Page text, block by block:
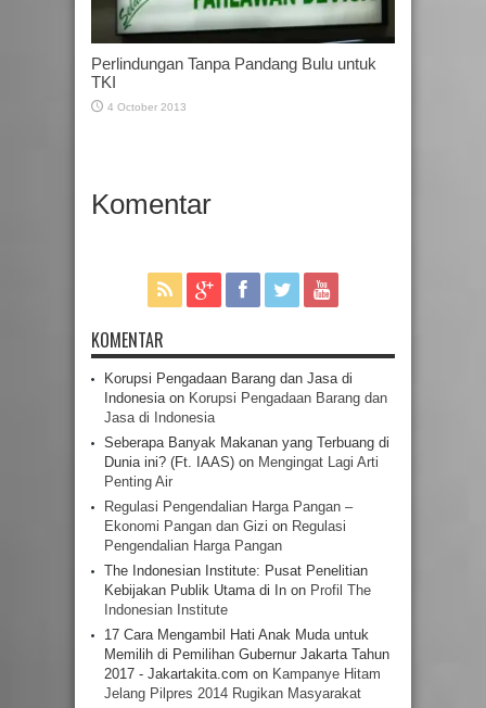
Perlindungan Tanpa Pandang Bulu untuk
TKI
4 October 2013
Komentar
KOMENTAR
Korupsi Pengadaan Barang dan Jasa di
Indonesiaon Korupsi Pengadaan Barang dan
Jasa di Indonesia
Seberapa Banyak Makanan yang Terbuang di
Dunia ini? (Ft. IAAS) on Mengingat Lagi Arti
Penting Air
Regulasi Pengendalian Harga Pangan –
Ekonomi Pangan dan Gizi on Regulasi
Pengendalian Harga Pangan
The Indonesian Institute: Pusat Penelitian
Kebijakan Publik Utama di In on Profil The
Indonesian Institute
17 Cara Mengambil Hati Anak Muda untuk
Memilih di Pemilihan Gubernur Jakarta Tahun
2017 - Jakartakita.com on Kampanye Hitam
Jelang Pilpres 2014 Rugikan Masyarakat